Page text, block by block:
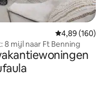
Gemiddelde
4,89 (160)
mijl naar Ft Benning